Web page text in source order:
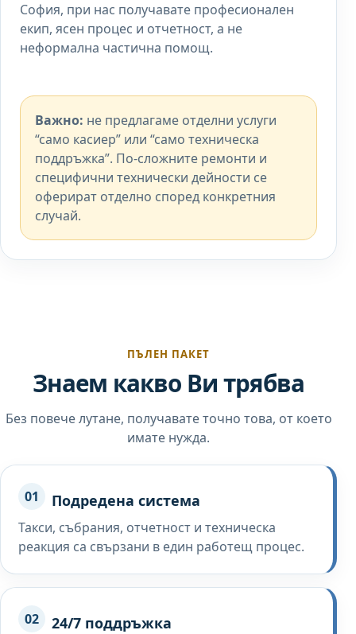
София, при нас получавате професионален
екип, ясен процес и отчетност, а не
неформална частична помощ.
Важно: не предлагаме отделни услуги
“само касиер” или “само техническа
поддръжка”. По-сложните ремонти и
специфични технически дейности се
оферират отделно според конкретния
случай.
ПЪЛЕН ПАКЕТ
Знаем какво Ви трябва
Без повече лутане, получавате точно това, от което
имате нужда.
01 Подредена система
Такси, събрания, отчетност и техническа
реакция са свързани в един работещ процес.
02 24/7 поддръжка